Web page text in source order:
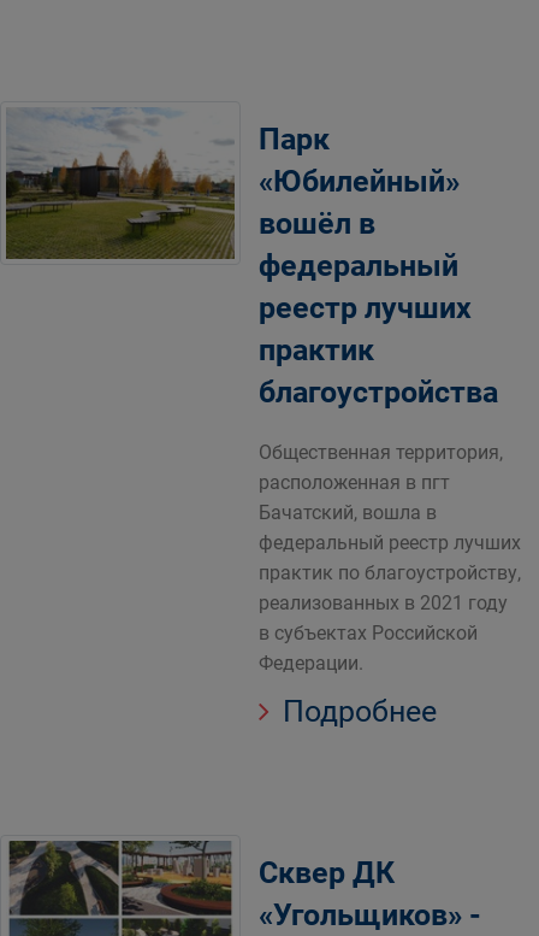
Парк
«Юбилейный»
вошёл в
федеральный
реестр лучших
практик
благоустройства
Общественная территория,
расположенная в пгт
Бачатский, вошла в
федеральный реестр лучших
практик по благоустройству,
реализованных в 2021 году
в субъектах Российской
Федерации.
Подробнее
Сквер ДК
«Угольщиков» -